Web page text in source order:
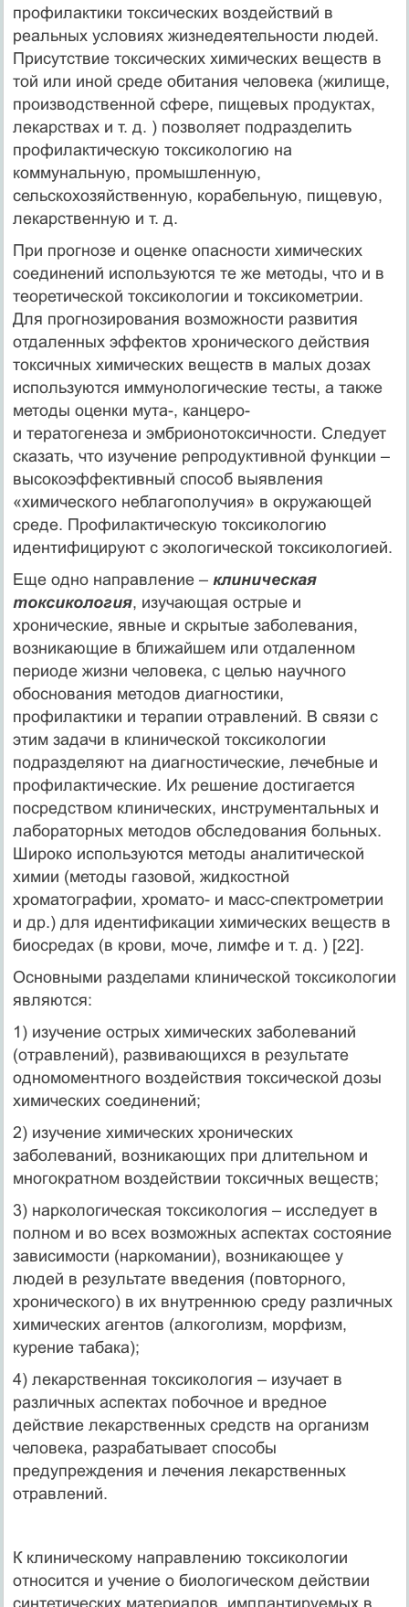
профилактики токсических воздействий в
реальных условиях жизнедеятельности людей.
Присутствие токсических химических веществ в
той или иной среде обитания человека (жилище,
производственной сфере, пищевых продуктах,
лекарствах и т. д. ) позволяет подразделить
профилактическую токсикологию на
коммунальную, промышленную,
сельскохозяйственную, корабельную, пищевую,
лекарственную и т. д.
При прогнозе и оценке опасности химических
соединений используются те же методы, что и в
теоретической токсикологии и токсикометрии.
Для прогнозирования возможности развития
отдаленных эффектов хронического действия
токсичных химических веществ в малых дозах
используются иммунологические тесты, а также
методы оценки мута-, канцеро-
и тератогенеза и эмбрионотоксичности. Следует
сказать, что изучение репродуктивной функции –
высокоэффективный способ выявления
«химического неблагополучия» в окружающей
среде. Профилактическую токсикологию
идентифицируют с экологической токсикологией.
Еще одно направление – клиническая
токсикология, изучающая острые и
хронические, явные и скрытые заболевания,
возникающие в ближайшем или отдаленном
периоде жизни человека, с целью научного
обоснования методов диагностики,
профилактики и терапии отравлений. В связи с
этим задачи в клинической токсикологии
подразделяют на диагностические, лечебные и
профилактические. Их решение достигается
посредством клинических, инструментальных и
лабораторных методов обследования больных.
Широко используются методы аналитической
химии (методы газовой, жидкостной
хроматографии, хромато- и масс-спектрометрии
и др.) для идентификации химических веществ в
биосредах (в крови, моче, лимфе и т. д. ) [22].
Основными разделами клинической токсикологии
являются:
1) изучение острых химических заболеваний
(отравлений), развивающихся в результате
одномоментного воздействия токсической дозы
химических соединений;
2) изучение химических хронических
заболеваний, возникающих при длительном и
многократном воздействии токсичных веществ;
3) наркологическая токсикология – исследует в
полном и во всех возможных аспектах состояние
зависимости (наркомании), возникающее у
людей в результате введения (повторного,
хронического) в их внутреннюю среду различных
химических агентов (алкоголизм, морфизм,
курение табака);
4) лекарственная токсикология – изучает в
различных аспектах побочное и вредное
действие лекарственных средств на организм
человека, разрабатывает способы
предупреждения и лечения лекарственных
отравлений.
К клиническому направлению токсикологии
относится и учение о биологическом действии
синтетических материалов, имплантируемых в